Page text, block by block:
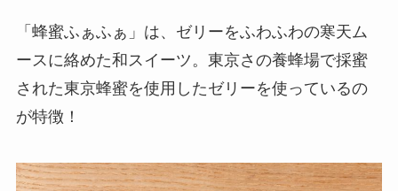
「蜂蜜ふぁふぁ」は、ゼリーをふわふわの寒天ム
ースに絡めた和スイーツ。東京さの養蜂場で採蜜
された東京蜂蜜を使用したゼリーを使っているの
が特徴！